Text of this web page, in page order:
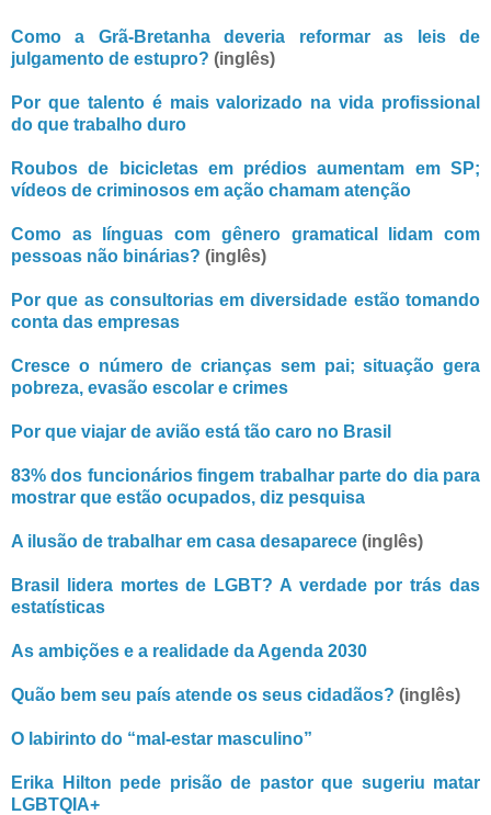
Como a Grã-Bretanha deveria reformar as leis de
julgamento de estupro? (inglês)
Por que talento é mais valorizado na vida profissional
do que trabalho duro
Roubos de bicicletas em prédios aumentam em SP;
vídeos de criminosos em ação chamam atenção
Como as línguas com gênero gramatical lidam com
pessoas não binárias? (inglês)
Por que as consultorias em diversidade estão tomando
conta das empresas
Cresce o número de crianças sem pai; situação gera
pobreza, evasão escolar e crimes
Por que viajar de avião está tão caro no Brasil
83% dos funcionários fingem trabalhar parte do dia para
mostrar que estão ocupados, diz pesquisa
A ilusão de trabalhar em casa desaparece (inglês)
Brasil lidera mortes de LGBT? A verdade por trás das
estatísticas
As ambições e a realidade da Agenda 2030
Quão bem seu país atende os seus cidadãos? (inglês)
O labirinto do “mal-estar masculino”
Erika Hilton pede prisão de pastor que sugeriu matar
LGBTQIA+